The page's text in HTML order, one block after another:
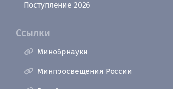
Поступление 2026
Ссылки
Минобрнауки
Минпросвещения России